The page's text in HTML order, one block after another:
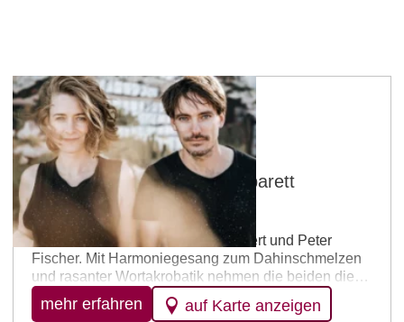
Wörrstadt
Mackefisch - Musik und Kabarett
21.08.2026 – 20:00 Uhr
Mackefisch – das sind Lucie Mackert und Peter
Fischer. Mit Harmoniegesang zum Dahinschmelzen
und rasanter Wortakrobatik nehmen die beiden die
Gefühlslage unserer Gesellschaft ins Visier: lustig
und albern, phantasievoll und poetisch, bissig und
mehr erfahren auf Karte anzeigen